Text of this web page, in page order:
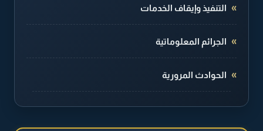
التنفيذ وإيقاف الخدمات
الجرائم المعلوماتية
الحوادث المرورية
الطلاق والخلع